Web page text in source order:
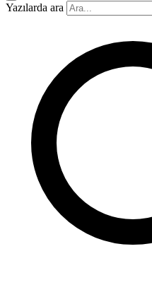
Yazılarda ara